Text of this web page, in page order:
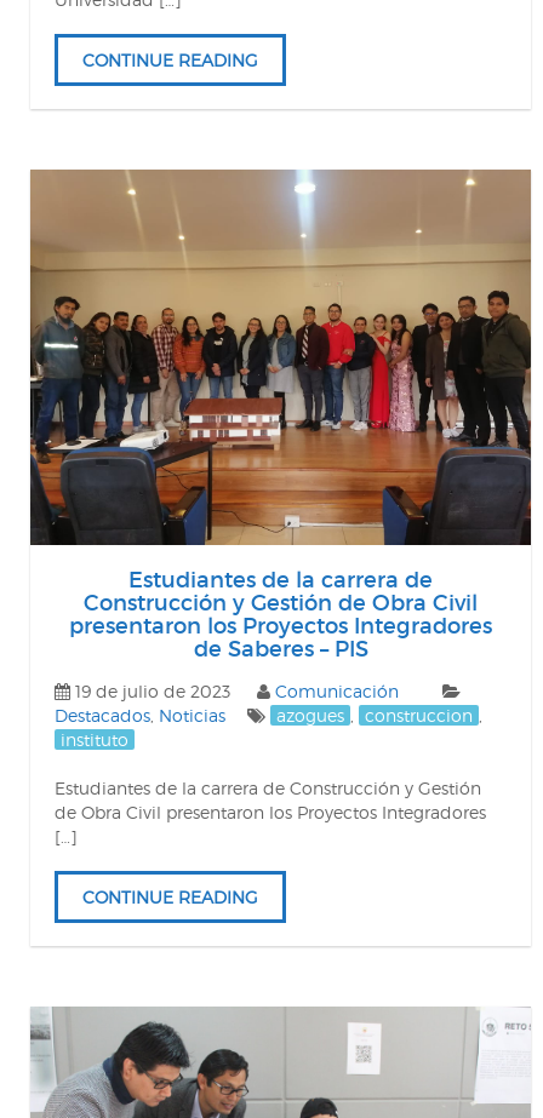
CONTINUE READING
Estudiantes de la carrera de
Construcción y Gestión de Obra Civil
presentaron los Proyectos Integradores
de Saberes – PIS
19 de julio de 2023
Comunicación
Destacados Noticias azogues construccion
instituto
Estudiantes de la carrera de Construcción y Gestión
de Obra Civil presentaron los Proyectos Integradores
[…]
CONTINUE READING